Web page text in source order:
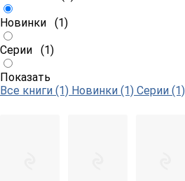
Новинки (1)
Серии (1)
Показать
Все книги (1) Новинки (1) Серии (1)